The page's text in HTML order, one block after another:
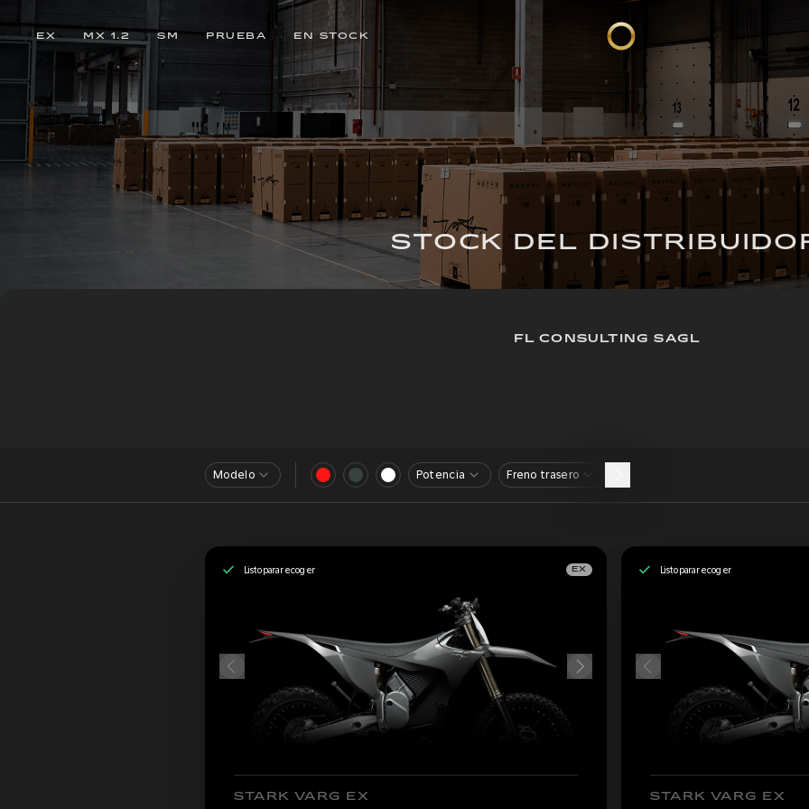
EX MX 1.2 SM PRUEBA EN STOCK
STOCK DEL
FL CONSULTING SAGL
Modelo Potencia Freno trasero
Listo para recoger EX
STARK VARG EX
Listo para recoger
STARK VARG EX